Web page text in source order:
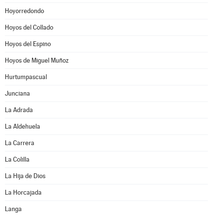
Hoyorredondo
Hoyos del Collado
Hoyos del Espino
Hoyos de Miguel Muñoz
Hurtumpascual
Junciana
La Adrada
La Aldehuela
La Carrera
La Colilla
La Hija de Dios
La Horcajada
Langa